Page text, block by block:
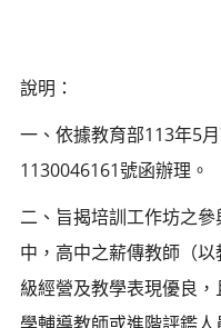
說明：
一、依據教育部113年5
1130046161號函辦理。
二、旨揭培訓工作坊之
中，高中之薪傳教師（
級經營及教學表現優良